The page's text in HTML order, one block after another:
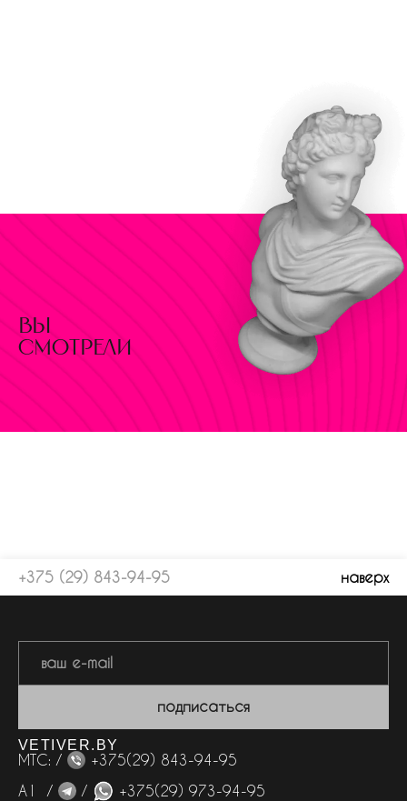
вы
смотрели
+375 (29) 843-94-95 наверх
подписаться
VETIVER.BY
МТС: /
+375(29) 843-94-95
А1 /
/
+375(29) 973-94-95